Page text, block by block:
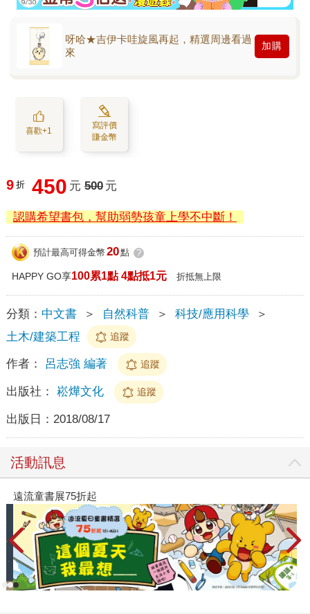
呀哈★吉伊卡哇旋風再起，精選周邊看過
來
加購
喜歡+1
寫評價
賺金幣
9 折 450 元 500 元
認購希望書包，幫助弱勢孩童上學不中斷！
預計最高可得金幣 20點 ?
HAPPY GO享100累1點 4點抵1元 折抵無上限
分類： 中文書 ＞ 自然科普 ＞ 科技/應用科學
＞
土木/建築工程
追蹤
作者： 呂志強 編著 追蹤
出版社： 崧燁文化 追蹤
出版日： 2018/08/17
活動訊息
遠流童書展75折起